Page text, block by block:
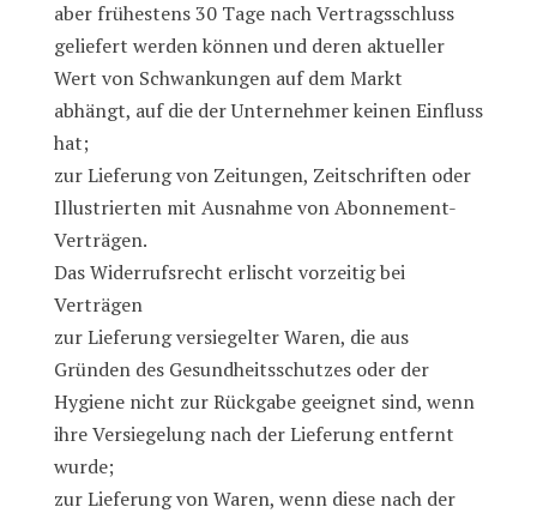
aber frühestens 30 Tage nach Vertragsschluss
geliefert werden können und deren aktueller
Wert von Schwankungen auf dem Markt
abhängt, auf die der Unternehmer keinen Einfluss
hat;
zur Lieferung von Zeitungen, Zeitschriften oder
Illustrierten mit Ausnahme von Abonnement-
Verträgen.
Das Widerrufsrecht erlischt vorzeitig bei
Verträgen
zur Lieferung versiegelter Waren, die aus
Gründen des Gesundheitsschutzes oder der
Hygiene nicht zur Rückgabe geeignet sind, wenn
ihre Versiegelung nach der Lieferung entfernt
wurde;
zur Lieferung von Waren, wenn diese nach der